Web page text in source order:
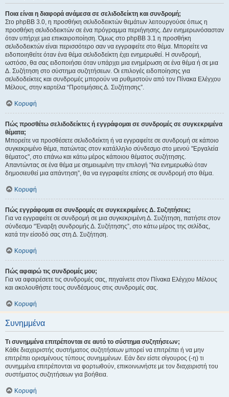
Ποια είναι η διαφορά ανάμεσα σε σελιδοδείκτη και συνδρομή;
Στο phpBB 3.0, η προσθήκη σελιδοδεικτών θεμάτων λειτουργούσε όπως η
προσθήκη σελιδοδεικτών σε ένα πρόγραμμα περιήγησης. Δεν ενημερωνόσασταν
όταν υπήρχε μια επικαιροποίηση. Όμως στο phpBB 3.1 η προσθήκη
σελιδοδεικτών είναι περισσότερο σαν να εγγραφείτε στο θέμα. Μπορείτε να
ειδοποιηθείτε όταν ένα θέμα σελιδοδείκτη έχει ενημερωθεί. Η συνδρομή,
ωστόσο, θα σας ειδοποιήσει όταν υπάρχει μια ενημέρωση σε ένα θέμα ή σε μια
Δ. Συζήτηση στο σύστημα συζητήσεων. Οι επιλογές ειδοποίησης για
σελιδοδείκτες και συνδρομές μπορούν να ρυθμιστούν από τον Πίνακα Ελέγχου
Μέλους, στην καρτέλα “Προτιμήσεις Δ. Συζήτησης”.
Κορυφή
Πώς προσθέτω σελιδοδείκτες ή εγγράφομαι σε συνδρομές σε συγκεκριμένα
θέματα;
Μπορείτε να προσθέσετε σελιδοδείκτη ή να εγγραφείτε σε συνδρομή σε κάποιο
συγκεκριμένο θέμα, πατώντας στον κατάλληλο σύνδεσμο στο μενού "Εργαλεία
θέματος", στο επάνω και κάτω μέρος κάποιου θέματος συζήτησης.
Απαντώντας σε ένα θέμα με σημειωμένη την επιλογή “Να ενημερωθώ όταν
δημοσιευθεί μια απάντηση”, θα να εγγραφείτε επίσης σε συνδρομή στο θέμα.
Κορυφή
Πώς εγγράφομαι σε συνδρομές σε συγκεκριμένες Δ. Συζητήσεις;
Για να εγγραφείτε σε συνδρομή σε μια συγκεκριμένη Δ. Συζήτηση, πατήστε στον
σύνδεσμο “Έναρξη συνδρομής Δ. Συζήτησης”, στο κάτω μέρος της σελίδας,
κατά την είσοδό σας στη Δ. Συζήτηση.
Κορυφή
Πώς αφαιρώ τις συνδρομές μου;
Για να αφαιρέσετε τις συνδρομές σας, πηγαίνετε στον Πίνακα Ελέγχου Μέλους
και ακολουθήστε τους συνδέσμους στις συνδρομές σας.
Κορυφή
Συνημμένα
Τι συνημμένα επιτρέπονται σε αυτό το σύστημα συζητήσεων;
Κάθε διαχειριστής συστήματος συζητήσεων μπορεί να επιτρέπει ή να μην
επιτρέπει ορισμένους τύπους συνημμένων. Εάν δεν είστε σίγουρος (-η) τι
συνημμένα επιτρέπονται να φορτωθούν, επικοινωνήστε με τον διαχειριστή του
συστήματος συζητήσεων για βοήθεια.
Κορυφή